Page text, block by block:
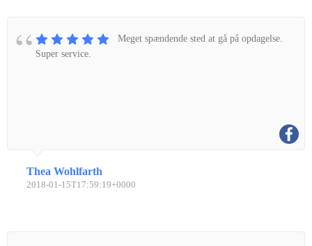
Meget spændende sted at gå på opdagelse.
Super service.
Thea Wohlfarth
2018-01-15T17:59:19+0000